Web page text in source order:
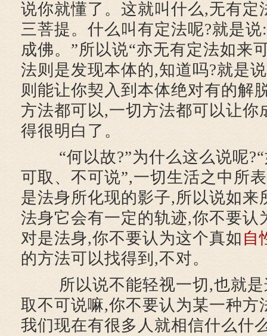
说你就懂了。这就叫什么,无有定
三菩提。什么叫有定法呢?就是
成佛。”所以说“亦无有定法如来
法则是发现本体的,知道吗?就是
则能让你契入到本体绝对有的解
方法都可以,一切方法都可以让你
得很明白了。
“何以故?”为什么这么说呢?“
可取、不可说”,一切生活之中所
是法身所化现的影子,所以说如来
法身它会有一定的轨迹,你不要认
对是法身,你不要认为这个真如 自
的方法可以找得到,不对。
所以说不能轻视一切,也就是
取不可说嘛,你不要认为某一种方
我们现在有很多人就相信什么什